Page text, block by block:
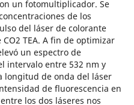
un fotomultiplicador. Se
de los
del láser de colorante
TEA. A fin de optimizar
un espectro de
intervalo entre 532 nm y
longitud de onda del láser
de fluorescencia en
los dos láseres nos